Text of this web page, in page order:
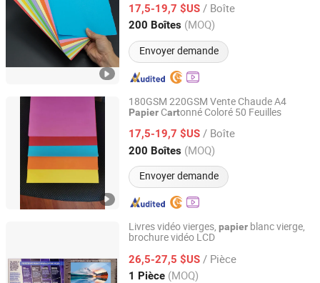
17,5-19,7 $US / Boîte
200 Boîtes (MOQ)
Envoyer demande
Shandong, China Depuis 2021
180GSM 220GSM Vente Chaude A4
Papier Cartonné Coloré 50 Feuilles
17,5-19,7 $US / Boîte
200 Boîtes (MOQ)
Envoyer demande
Qingdao Newxinker International Trade Co., Ltd.
Shandong, China Depuis 2021
Livres vidéo vierges, papier blanc vierge,
brochure vidéo LCD
26,5-27,5 $US / Pièce
1 Pièce (MOQ)
Chengdu Allwin Intelligent Equipment Co., Ltd.
Sichuan, China Depuis 2024